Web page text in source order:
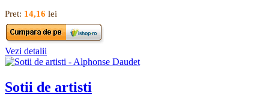
Pret: 14,16 lei
Vezi detalii
Sotii de artisti